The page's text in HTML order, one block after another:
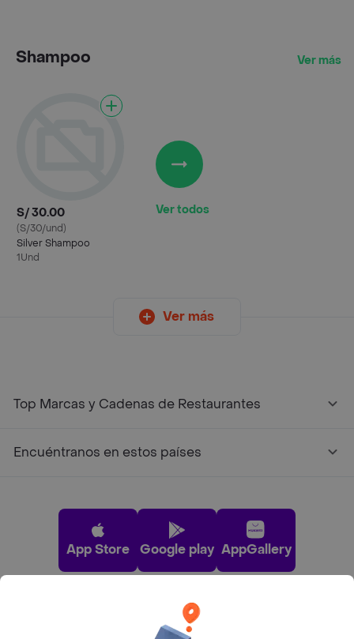
Shampoo Ver más
S/ 30.00
(S/30/und)
Silver Shampoo
1Und
Ver todos
Ver más
Top Marcas y Cadenas de Restaurantes
Encuéntranos en estos países
App Store Google play AppGallery
Pide tu comida favorita cerca de ti